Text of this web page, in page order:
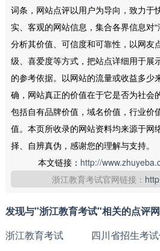
词条，网站点评以用户为导向，致力于
实、客观的网站信息，集合各界信息对
分析其价值、可信度和可靠性，以网友
级、喜爱度等方式，把站点详细用于展
的参考依据。以网站的流量或收益多少
确，网站真正的价值在于它是否为社会
包括自有品牌价值，域名价值，行业价
值。本页所收录的网站资料均来源于网
择、自辨真伪，感谢您的理解与支持。
本文链接： http://
浙江教育考试官网链接：
发现与"浙江教育考试"相关的点评
浙江教育考试
四川省招生考